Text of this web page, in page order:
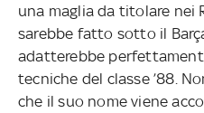
una maglia da titolare nei
sarebbe fatto sotto il
adatterebbe
tecniche del classe ’88.
che il suo nome viene